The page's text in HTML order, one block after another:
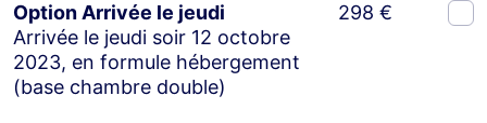
Option Arrivée le jeudi
Arrivée le jeudi soir 12 octobre
2023, en formule hébergement
(base chambre double)
298 €